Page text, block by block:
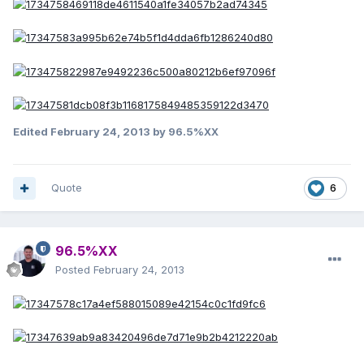
Edited February 24, 2013 by 96.5%XX
6
Quote
96.5%XX
Posted February 24, 2013